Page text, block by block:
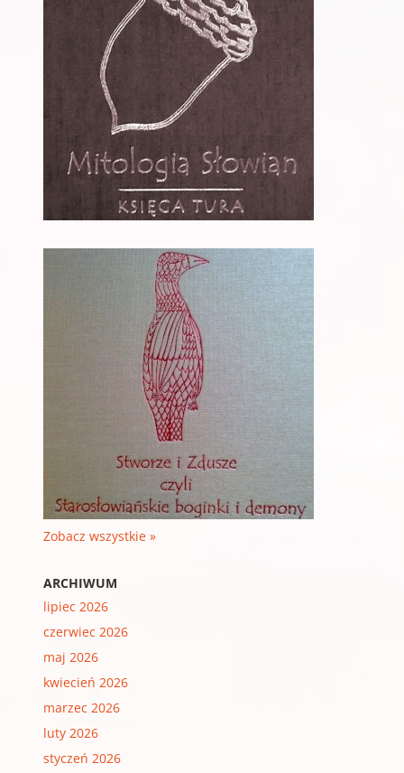
Zobacz wszystkie »
ARCHIWUM
lipiec 2026
czerwiec 2026
maj 2026
kwiecień 2026
marzec 2026
luty 2026
styczeń 2026